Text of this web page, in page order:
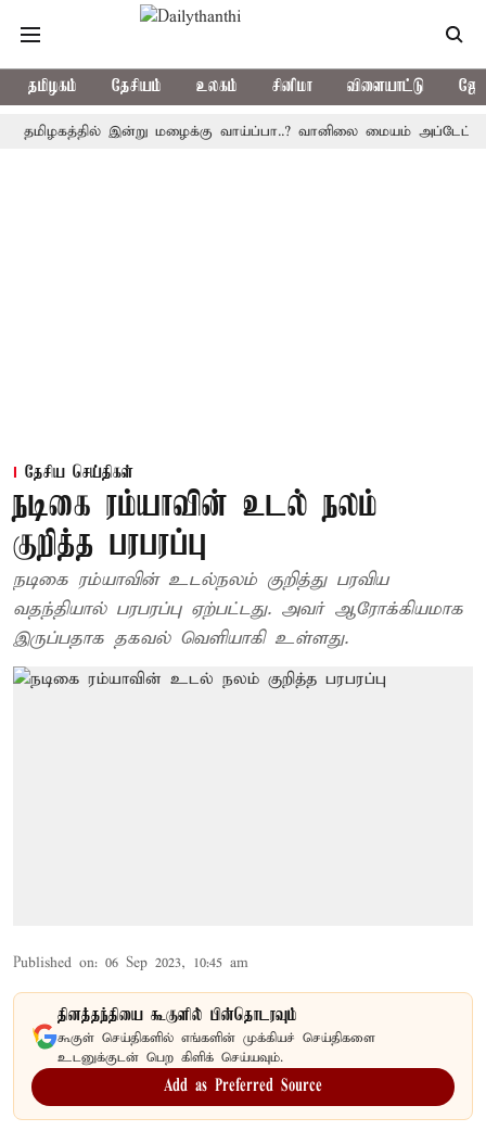
தமிழகம் தேசியம் உலகம் சினிமா விளையாட்டு
இன்று மழைக்கு வாய்ப்பா..? வானிலை மையம் அப்டேட்
தேசிய செய்திகள்
நடிகை ரம்யாவின் உடல் நலம்
குறித்த பரபரப்பு
நடிகை ரம்யாவின் உடல்நலம் குறித்து பரவிய
வதந்தியால் பரபரப்பு ஏற்பட்டது. அவர் ஆரோக்கியமாக
இருப்பதாக தகவல் வெளியாகி உள்ளது.
Published on: 06 Sep 2023, 10:45 am
தினத்தந்தியை கூகுளில் பின்தொடரவும்
கூகுள் செய்திகளில் எங்களின் முக்கியச் செய்திகளை
உடனுக்குடன் பெற கிளிக் செய்யவும்.
Add as Preferred Source